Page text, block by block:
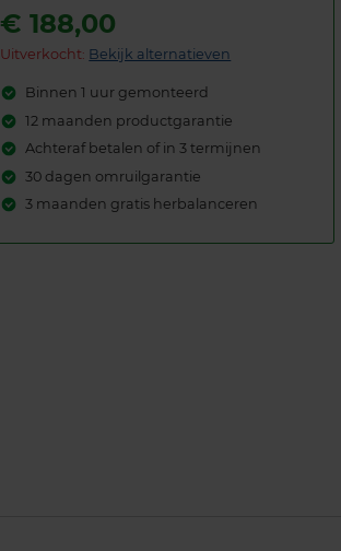
€188,00
Uitverkocht: Bekijk alternatieven
Binnen 1 uur gemonteerd
12 maanden productgarantie
Achteraf betalen of in 3 termijnen
30 dagen omruilgarantie
3 maanden gratis herbalanceren